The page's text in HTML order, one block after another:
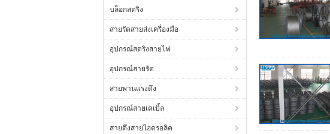
บล็อกสตริง
สายรัดสายส่งเครื่องมือ
อุปกรณ์สตริงสายไฟ
อุปกรณ์สายรัด
สายพานแรงดึง
อุปกรณ์สายเคเบิ้ล
สายดึงสายไฮดรอลิค